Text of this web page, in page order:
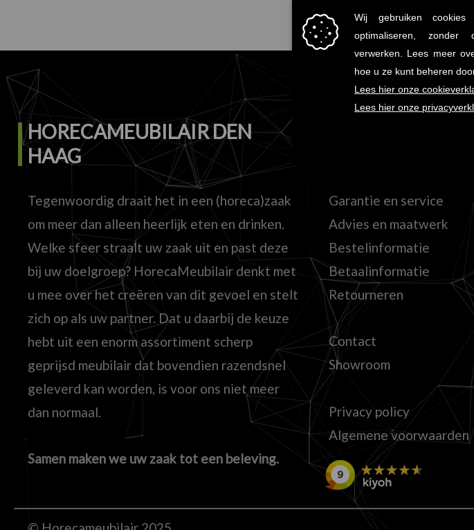
HORECAMEUBILAIR DEN
HAAG
Tegenwoordig draait het in een (horeca)zaak
om meer dan alleen heerlijk eten en drinken.
Welke sfeer straalt uw zaak uit en past deze
bij uw doelgroep? HorecaMeubilair denkt met
u mee over het creëren van dit gevoel en stelt
zich op als uw partner. Dat u daarbij de keuze
hebt uit een enorm assortiment scherp
geprijsd meubilair dat bovendien razendsnel
geleverd kan worden, is voor ons niet meer
dan normaal.
Samen maken we uw zaak tot een beleving.
Garantie en service
Advies en maatwerk
Bestelinformatie
Betaalinformatie
Retourneren
Contact
Showroom
Privacy policy
Algemene voorwaarden